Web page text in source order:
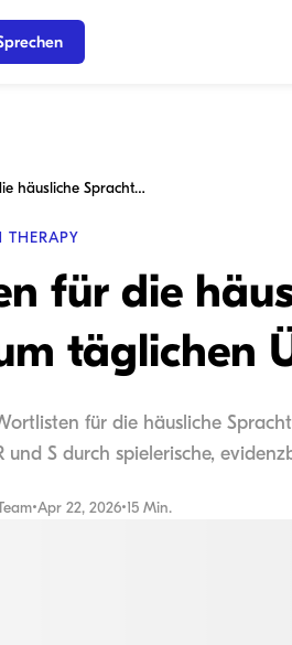
Effektive Wortlisten für die häusliche Sprachtherapie zum täglichen Üben
THERAPY
für die
täglichen
für die häusliche
S durch spielerische,
•Apr 22, 2026•15 Min.